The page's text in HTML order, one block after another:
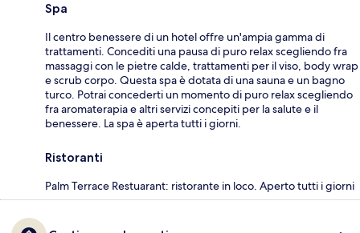
Spa
Il centro benessere di un hotel offre un'ampia gamma di
trattamenti. Concediti una pausa di puro relax scegliendo fra
massaggi con le pietre calde, trattamenti per il viso, body wrap
e scrub corpo. Questa spa è dotata di una sauna e un bagno
turco. Potrai concederti un momento di puro relax scegliendo
fra aromaterapia e altri servizi concepiti per la salute e il
benessere. La spa è aperta tutti i giorni.
Ristoranti
Palm Terrace Restuarant: ristorante in loco. Aperto tutti i giorni